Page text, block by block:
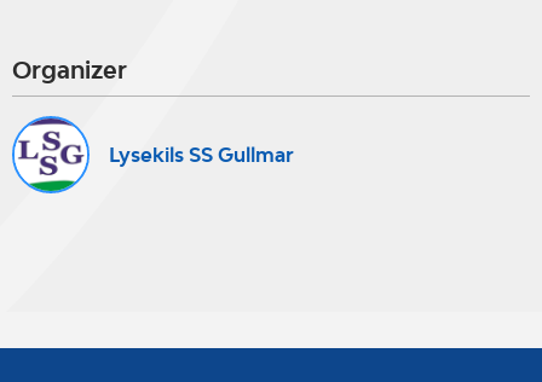
Organizer
Lysekils SS Gullmar